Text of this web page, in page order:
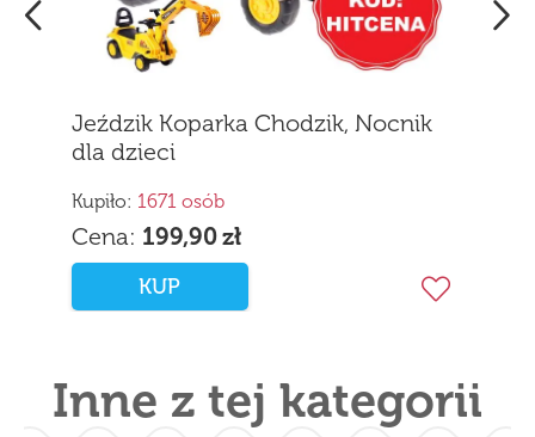
Jeździk Koparka Chodzik, Nocnik
dla dzieci
Kupiło: 1671 osób
Cena: 199,90zł
KUP
Inne z tej kategorii